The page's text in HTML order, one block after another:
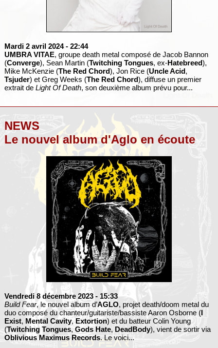
Mardi 2 avril 2024 - 22:44
UMBRA VITAE, groupe death metal composé de Jacob Bannon
(Converge), Sean Martin (Twitching Tongues, ex-Hatebreed),
Mike McKenzie (The Red Chord), Jon Rice (Uncle Acid,
Tsjuder) et Greg Weeks (The Red Chord), diffuse un premier
extrait de Light Of Death, son deuxième album prévu pour...
NEWS
Le nouvel album d'Aglo en écoute
Vendredi 8 décembre 2023 - 15:33
Build Fear, le nouvel album d’AGLO, projet death/doom metal du
duo composé du chanteur/guitariste/bassiste Aaron Osborne (I
Exist, Mental Cavity,Extortion) et du batteur Colin Young
(Twitching Tongues,Gods Hate, DeadBody), vient de sortir via
Oblivious Maximus Records. Le voici...